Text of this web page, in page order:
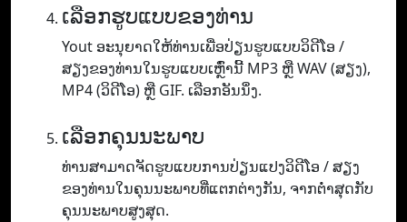
ເລືອກຮູບແບບຂອງທ່ານ
Yout ອະ​ນຸ​ຍາດ​ໃຫ້​ທ່ານ​ເພື່ອ​ປ່ຽນ​ຮູບ​ແບບ​ວິ​ດີ​ໂອ /
ສຽງ​ຂອງ​ທ່ານ​ໃນ​ຮູບ​ແບບ​ເຫຼົ່າ​ນີ້ MP3 ຫຼື WAV (ສຽງ​)​,
MP4 (ວິ​ດີ​ໂອ​) ຫຼື GIF​. ເລືອກອັນນຶ່ງ.
ເລືອກຄຸນນະພາບ
ທ່ານ​ສາ​ມາດ​ຈັດ​ຮູບ​ແບບ​ການ​ປ່ຽນ​ແປງ​ວິ​ດີ​ໂອ / ສຽງ​
ຂອງ​ທ່ານ​ໃນ​ຄຸນ​ນະ​ພາບ​ທີ່​ແຕກ​ຕ່າງ​ກັນ​, ຈາກ​ຕ​່​ໍາ​ສຸດ​ກັບ​
ຄຸນ​ນະ​ພາບ​ສູງ​ສຸດ​.